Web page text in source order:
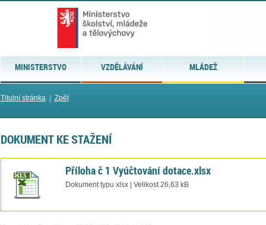
MINISTERSTVO VZDĚLÁVÁNÍ MLÁDEŽ
Titulní stránka| Zpět
DOKUMENT KE STAŽENÍ
Příloha č 1 Vyúčtování dotace.xlsx
Dokument typu xlsx | Velikost 26,63 kB